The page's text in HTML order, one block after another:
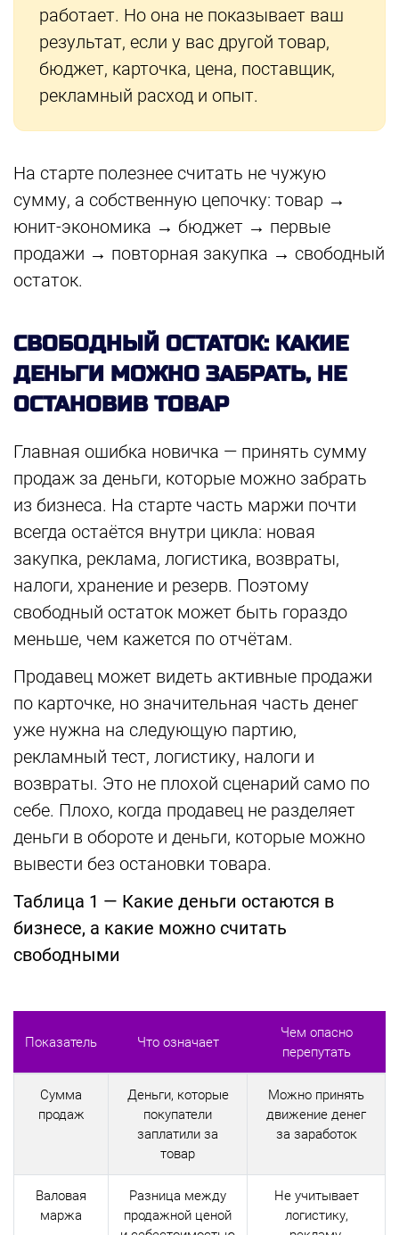
работает. Но она не показывает ваш
результат, если у вас другой товар,
бюджет, карточка, цена, поставщик,
рекламный расход и опыт.
На старте полезнее считать не чужую
сумму, а собственную цепочку: товар →
юнит-экономика → бюджет → первые
продажи → повторная закупка → свободный
остаток.
СВОБОДНЫЙ ОСТАТОК: КАКИЕ
ДЕНЬГИ МОЖНО ЗАБРАТЬ, НЕ
ОСТАНОВИВ ТОВАР
Главная ошибка новичка — принять сумму
продаж за деньги, которые можно забрать
из бизнеса. На старте часть маржи почти
всегда остаётся внутри цикла: новая
закупка, реклама, логистика, возвраты,
налоги, хранение и резерв. Поэтому
свободный остаток может быть гораздо
меньше, чем кажется по отчётам.
Продавец может видеть активные продажи
по карточке, но значительная часть денег
уже нужна на следующую партию,
рекламный тест, логистику, налоги и
возвраты. Это не плохой сценарий само по
себе. Плохо, когда продавец не разделяет
деньги в обороте и деньги, которые можно
вывести без остановки товара.
Таблица 1 — Какие деньги остаются в
бизнесе, а какие можно считать
свободными
Показатель Что означает
Чем опасно
перепутать
Сумма
продаж
Деньги, которые
покупатели
заплатили за
товар
Можно принять
движение денег
за заработок
Валовая
маржа
Разница между
продажной ценой
Не учитывает
логистику,